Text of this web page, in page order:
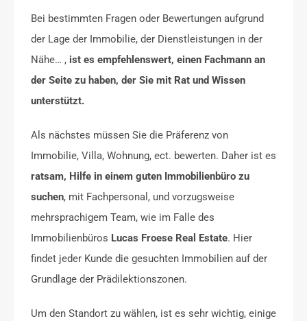
Bei bestimmten Fragen oder Bewertungen aufgrund
der Lage der Immobilie, der Dienstleistungen in der
Nähe… , ist es empfehlenswert, einen Fachmann an
der Seite zu haben, der Sie mit Rat und Wissen
unterstützt.
Als nächstes müssen Sie die Präferenz von
Immobilie, Villa, Wohnung, ect. bewerten. Daher ist es
ratsam, Hilfe in einem guten Immobilienbüro zu
suchen, mit Fachpersonal, und vorzugsweise
mehrsprachigem Team, wie im Falle des
Immobilienbüros Lucas Froese Real Estate. Hier
findet jeder Kunde die gesuchten Immobilien auf der
Grundlage der Prädilektionszonen.
Um den Standort zu wählen, ist es sehr wichtig, einige